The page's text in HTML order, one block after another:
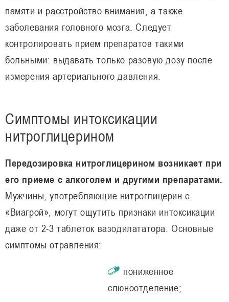
памяти и расстройство внимания, а также
заболевания головного мозга. Следует
контролировать прием препаратов такими
больными: выдавать только разовую дозу после
измерения артериального давления.
Симптомы интоксикации
нитроглицерином
Передозировка нитроглицерином возникает при
его приеме с алкоголем и другими препаратами.
Мужчины, употребляющие нитроглицерин с
«Виагрой», могут ощутить признаки интоксикации
даже от 2-3 таблеток вазодилататора. Основные
симптомы отравления:
пониженное
слюноотделение;